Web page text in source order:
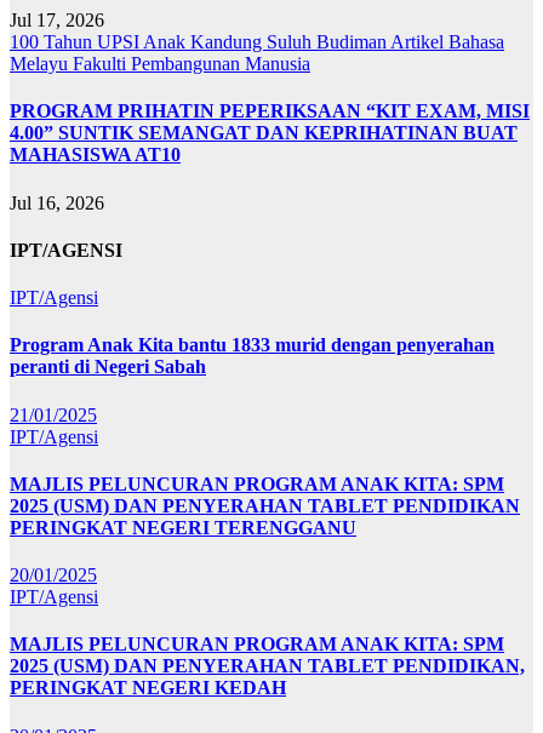
Jul 17, 2026
100 Tahun UPSI Anak Kandung Suluh Budiman Artikel Bahasa
Melayu Fakulti Pembangunan Manusia
PROGRAM PRIHATIN PEPERIKSAAN “KIT EXAM, MISI
4.00” SUNTIK SEMANGAT DAN KEPRIHATINAN BUAT
MAHASISWA AT10
Jul 16, 2026
IPT/AGENSI
IPT/Agensi
Program Anak Kita bantu 1833 murid dengan penyerahan
peranti di Negeri Sabah
21/01/2025
IPT/Agensi
MAJLIS PELUNCURAN PROGRAM ANAK KITA: SPM
2025 (USM) DAN PENYERAHAN TABLET PENDIDIKAN
PERINGKAT NEGERI TERENGGANU
20/01/2025
IPT/Agensi
MAJLIS PELUNCURAN PROGRAM ANAK KITA: SPM
2025 (USM) DAN PENYERAHAN TABLET PENDIDIKAN,
PERINGKAT NEGERI KEDAH